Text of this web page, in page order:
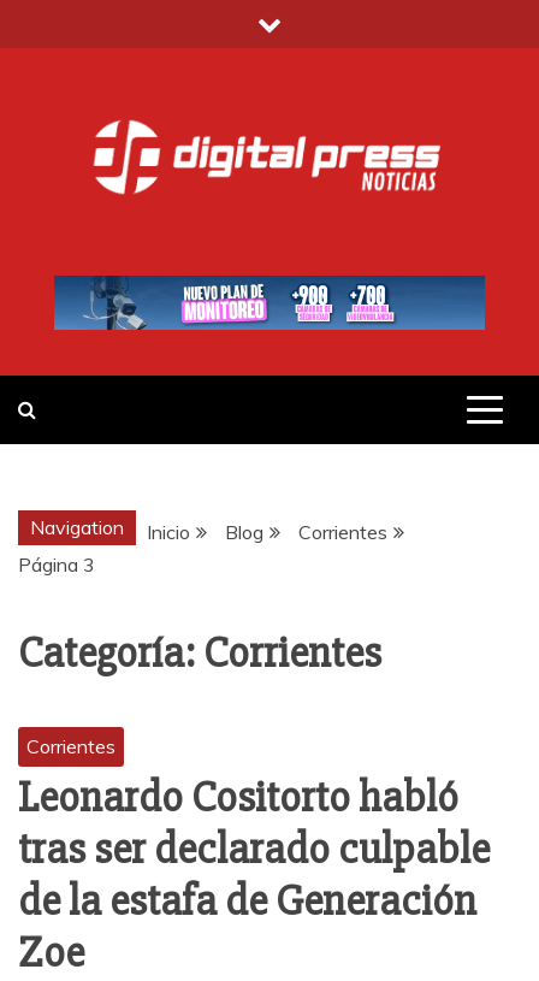
al
DIGITAL PRESS
Navigation Inicio Blog
Corrientes
Página 3
Categoría: Corrientes
Corrientes
Leonardo Cositorto habló
tras ser declarado culpable
de la estafa de Generación
Zoe